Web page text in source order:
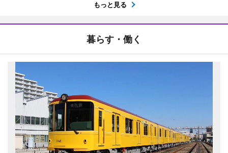
もっと見る
暮らす・働く